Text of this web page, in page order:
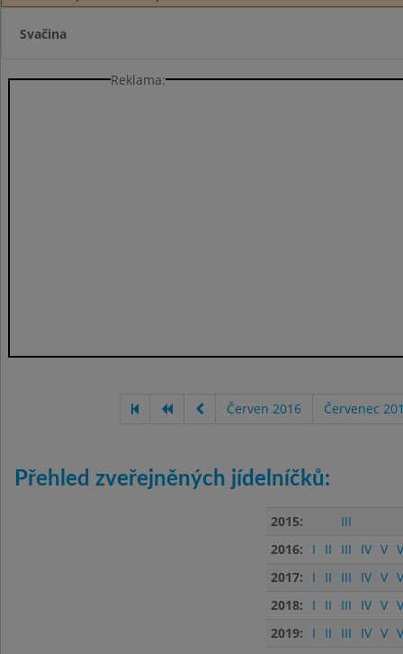
Svačina
Reklama:
Červen 2016 Červenec
Přehled zveřejněných jídelníčků:
2015:
III
2016:
I II III IV V
2017:
I II III IV V
2018:
I II III IV V
2019:
I II III IV V